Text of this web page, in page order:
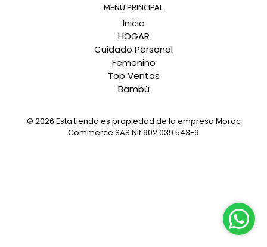
MENÚ PRINCIPAL
Inicio
HOGAR
Cuidado Personal
Femenino
Top Ventas
Bambú
© 2026 Esta tienda es propiedad de la empresa Morac
Commerce SAS Nit 902.039.543-9